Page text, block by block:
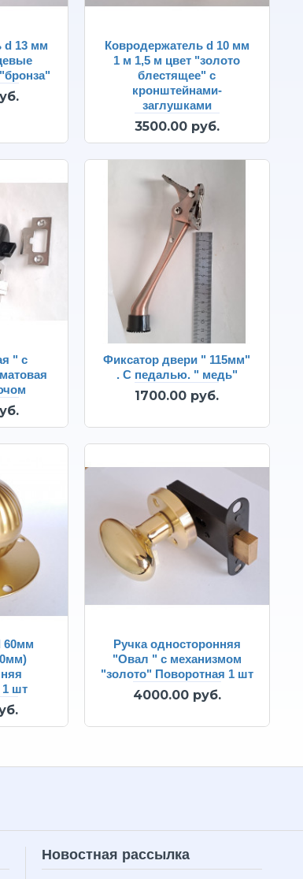
d 13 мм
Ковродержатель d 10 мм
1 м 1,5 м цвет "золото
блестящее" с
кронштейнами-
заглушками
3500.00 руб.
" с
Фиксатор двери " 115мм"
. С педалью. " медь"
1700.00 руб.
60мм
1 шт
Ручка односторонняя
"Овал " с механизмом
"золото" Поворотная 1 шт
4000.00 руб.
Новостная рассылка